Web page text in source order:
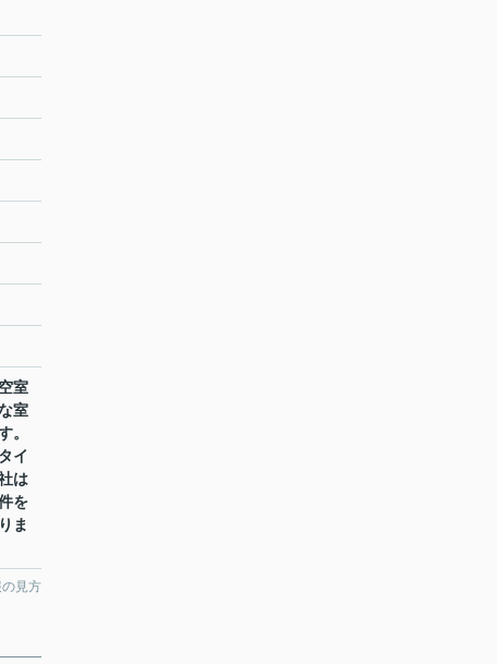
室
室
。
イ
は
を
ま
見方